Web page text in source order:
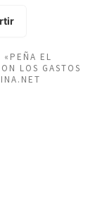
«PEÑA EL
LOS GASTOS